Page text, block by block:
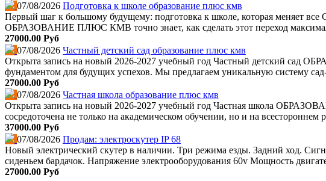
07/08/2026 Подготовка к школе образование плюс кмв
Первый шаг к большому будущему: подготовка к школе, которая меняет
ОБРАЗОВАНИЕ ПЛЮС КМВ точно знает, как сделать этот переход
27000.00 Руб
07/08/2026 Частный детский сад образование плюс кмв
Открыта запись на новый 2026-2027 учебный год Частный детский сад
фундаментом для будущих успехов. Мы предлагаем уникальную систему
27000.00 Руб
07/08/2026 Частная школа образование плюс кмв
Открыта запись на новый 2026-2027 учебный год Частная школа
сосредоточена не только на академическом обучении, но и на
37000.00 Руб
07/08/2026 Продам: электроскутер IP 68
Новый электрический скутер в наличии. Три режима езды. Задний ход.
сиденьем бардачок. Напряжение электрооборудования 60v Мощность
27000.00 Руб